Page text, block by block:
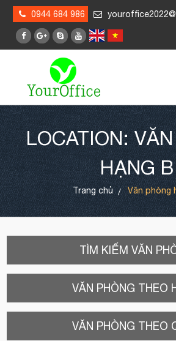
0944 684 986
LOCATION:
HẠNG B
Trang chủ Văn phòng
TÌM KIẾM VĂN
VĂN PHÒNG THEO
VĂN PHÒNG THEO